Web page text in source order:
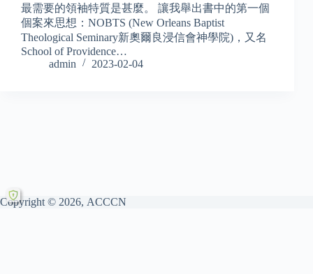
最需要的領袖特質是甚麼。 讓我舉出書中的第一個
個案來思想：NOBTS (New Orleans Baptist
Theological Seminary新奧爾良浸信會神學院)，又名
School of Providence…
admin
2023-02-04
Copyright © 2026, ACCCN